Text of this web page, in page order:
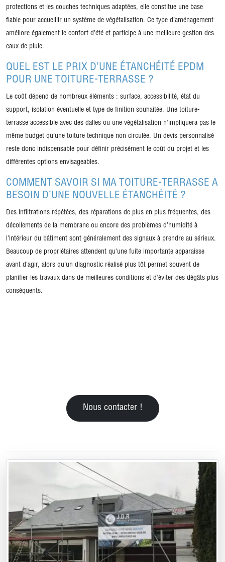
protections et les couches techniques adaptées, elle constitue une base
fiable pour accueillir un système de végétalisation. Ce type d’aménagement
améliore également le confort d’été et participe à une meilleure gestion des
eaux de pluie.
QUEL EST LE PRIX D’UNE ÉTANCHÉITÉ EPDM
POUR UNE TOITURE-TERRASSE ?
Le coût dépend de nombreux éléments : surface, accessibilité, état du
support, isolation éventuelle et type de finition souhaitée. Une toiture-
terrasse accessible avec des dalles ou une végétalisation n’impliquera pas le
même budget qu’une toiture technique non circulée. Un devis personnalisé
reste donc indispensable pour définir précisément le coût du projet et les
différentes options envisageables.
COMMENT SAVOIR SI MA TOITURE-TERRASSE A
BESOIN D’UNE NOUVELLE ÉTANCHÉITÉ ?
Des infiltrations répétées, des réparations de plus en plus fréquentes, des
décollements de la membrane ou encore des problèmes d’humidité à
l’intérieur du bâtiment sont généralement des signaux à prendre au sérieux.
Beaucoup de propriétaires attendent qu’une fuite importante apparaisse
avant d’agir, alors qu’un diagnostic réalisé plus tôt permet souvent de
planifier les travaux dans de meilleures conditions et d’éviter des dégâts plus
conséquents.
Nous contacter !